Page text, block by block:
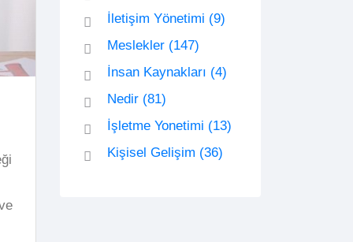
İletişim Yönetimi (9)
Meslekler (147)
İnsan Kaynakları (4)
Nedir (81)
İşletme Yonetimi (13)
Kişisel Gelişim (36)